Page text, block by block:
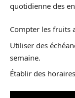
quotidienne des
Compter les fruits
Utiliser des
semaine.
Établir des